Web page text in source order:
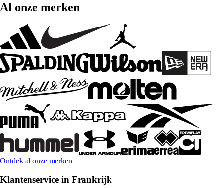
Al onze merken
Ontdek al onze merken
Klantenservice in Frankrijk